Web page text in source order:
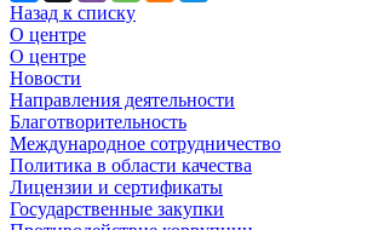
Назад к списку
О центре
О центре
Новости
Направления деятельности
Благотворительность
Международное сотрудничество
Политика в области качества
Лицензии и сертификаты
Государственные закупки